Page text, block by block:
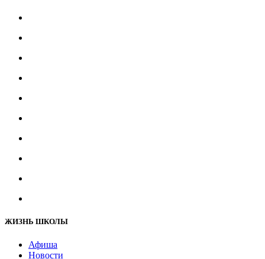
ЖИЗНЬ ШКОЛЫ
Афиша
Новости